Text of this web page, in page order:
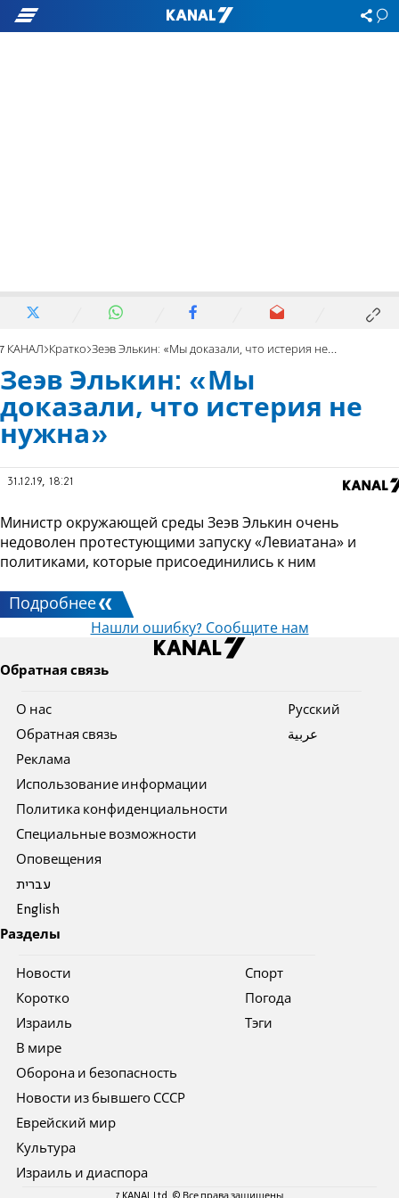
7 КАНАЛ Кратко Зеэв Элькин: «Мы доказали, что истерия не нужна»
Зеэв Элькин: «Мы
доказали, что истерия не
нужна»
31.12.19, 18:21
Министр окружающей среды Зеэв Элькин очень
недоволен протестующими запуску «Левиатана» и
политиками, которые присоединились к ним
Подробнее
Нашли ошибку? Сообщите нам
Обратная связь
О нас
Обратная связь
Реклама
Использование информации
Политика конфиденциальности
Специальные возможности
Оповещения
עברית
English
Pусский
عربية
Разделы
Новости
Коротко
Израиль
В мире
Оборона и безопасность
Новости из бывшего СССР
Еврейский мир
Культура
Израиль и диаспора
Спорт
Погода
Тэги